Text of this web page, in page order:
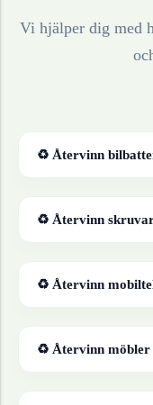
Vi hjälper dig med
♻ Återvinn
♻ Återvinn
♻ Återvinn
♻ Återvinn möbler